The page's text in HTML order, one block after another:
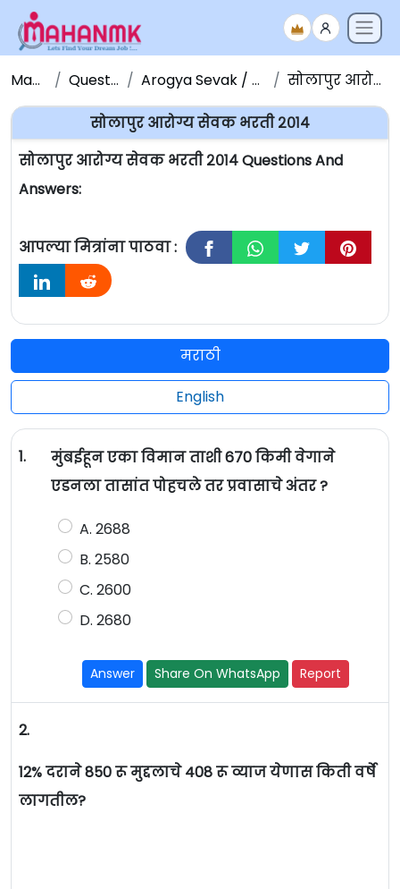
Maha NMK Question Papers Arogya Sevak / Sevika Question Paper सोलापुर आरोग्य सेवक भरती २०१४
सोलापुर आरोग्य सेवक भरती २०१४
सोलापुर आरोग्य सेवक भरती २०१४ Questions And
Answers:
आपल्या मित्रांना पाठवा :
मराठी
English
1.
मुंबईहून एका विमान ताशी 670 किमी वेगाने
एडनला तासांत पोहचले तर प्रवासाचे अंतर ?
A. 2688
B. 2580
C. 2600
D. 2680
Answer Share On WhatsApp Report
2.
12% दराने 850 रू मुद्दलाचे 408 रू व्याज येणास किती वर्षे
लागतील?